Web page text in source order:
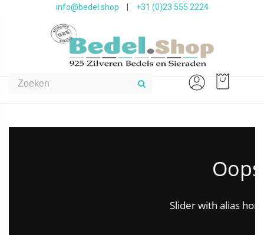
info@bedel.shop +31 (0)23 555 2224
Slider with alias